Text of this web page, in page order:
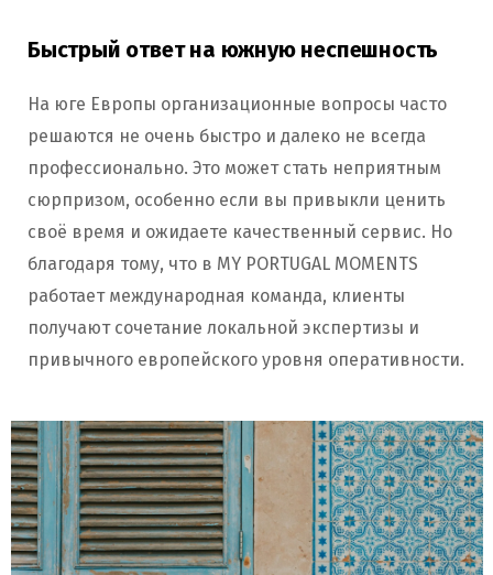
Быстрый ответ на южную неспешность
На юге Европы организационные вопросы часто
решаются не очень быстро и далеко не всегда
профессионально. Это может стать неприятным
сюрпризом, особенно если вы привыкли ценить
своё время и ожидаете качественный сервис. Но
благодаря тому, что в MY PORTUGAL MOMENTS
работает международная команда, клиенты
получают сочетание локальной экспертизы и
привычного европейского уровня оперативности.